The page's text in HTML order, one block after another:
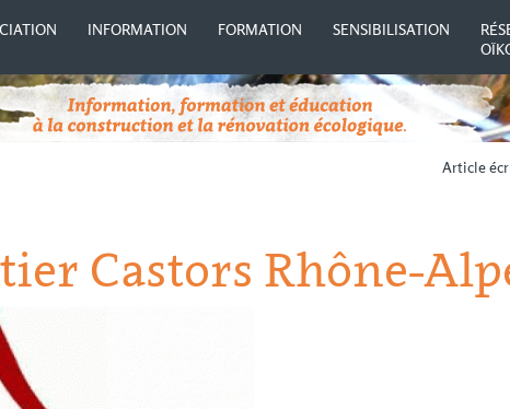
INFORMATION FORMATION SENSIBILISATION
Article
Castors Rhône-